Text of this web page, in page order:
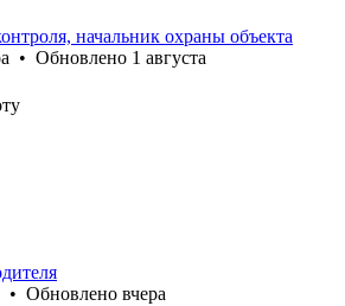
начальник охраны объекта
• Обновлено 1 августа
• Обновлено вчера